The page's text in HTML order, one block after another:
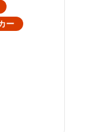
ー